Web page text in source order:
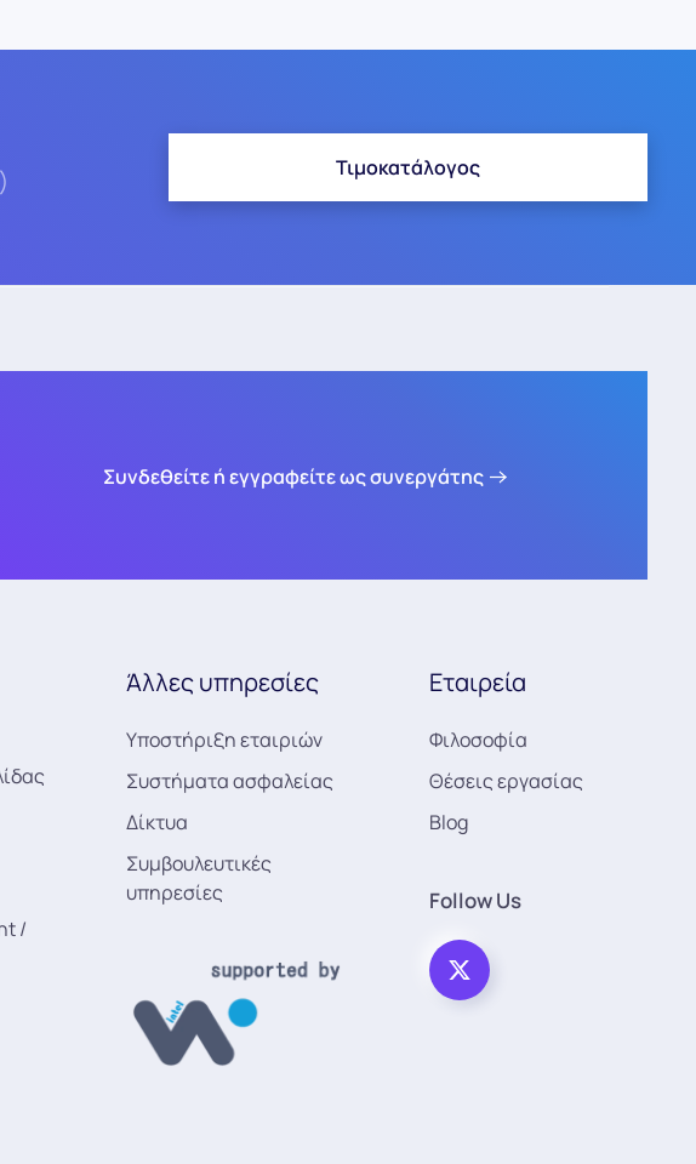
Τιμοκατάλογος
Συνδεθείτε ή εγγραφείτε ως συνεργάτης
/
Άλλες υπηρεσίες
Υποστήριξη εταιριών
Συστήματα ασφαλείας
Δίκτυα
Συμβουλευτικές
υπηρεσίες
Εταιρεία
Φιλοσοφία
Θέσεις εργασίας
Blog
Follow Us